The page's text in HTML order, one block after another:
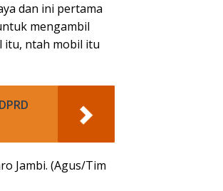
dan ini pertama
mengambil
itu, ntah mobil itu
Jambi. (Agus/Tim